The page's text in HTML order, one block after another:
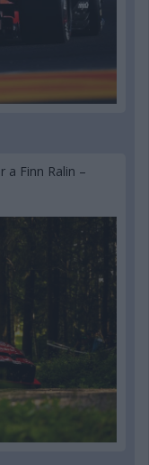
a Finn Ralin –